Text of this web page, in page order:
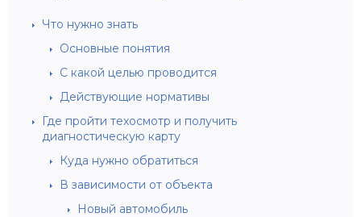
Что нужно знать
Основные понятия
С какой целью проводится
Действующие нормативы
Где пройти техосмотр и получить
диагностическую карту
Куда нужно обратиться
В зависимости от объекта
Новый автомобиль